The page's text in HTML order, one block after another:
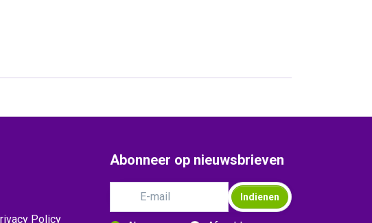
Policy
Abonneer op nieuwsbrieven
Indienen